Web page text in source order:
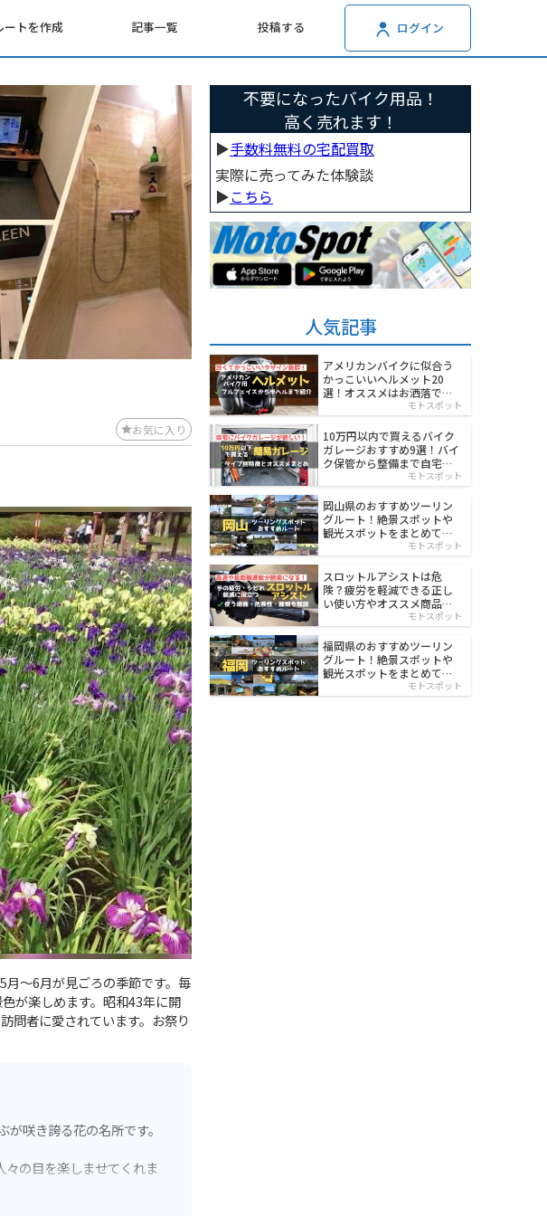
ートを作成 記事一覧 投稿する ログイン
お気に入り
〜6月が見ごろの季節です。毎
が楽しめます。昭和43年に開
問者に愛されています。お祭り
咲き誇る花の名所です。
の目を楽しませてくれま
不要になったバイク用品！
高く売れます！
▶︎手数料無料の宅配買取
実際に売ってみた体験談
▶︎こちら
人気記事
アメリカンバイクに似合う
かっこいいヘルメット20
選！オススメはお洒落でワ
モトスポット
10万円以内で買えるバイク
ガレージおすすめ9選！バイ
ク保管から整備まで自宅で
モトスポット
岡山県のおすすめツーリン
グルート！絶景スポットや
観光スポットをまとめて紹
モトスポット
スロットルアシストは危
険？疲労を軽減できる正し
い使い方やオススメ商品を
モトスポット
福岡県のおすすめツーリン
グルート！絶景スポットや
観光スポットをまとめて紹
モトスポット